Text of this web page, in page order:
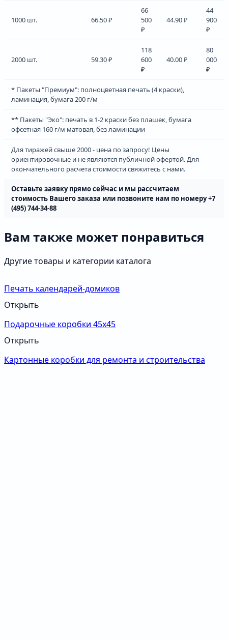
1000 шт. 66.50 ₽
66
500
₽
44.90 ₽
44
900
₽
2000 шт. 59.30 ₽
118
600
₽
40.00 ₽
80
000
₽
* Пакеты "Премиум": полноцветная печать (4 краски),
ламинация, бумага 200 г/м
** Пакеты "Эко": печать в 1-2 краски без плашек, бумага
офсетная 160 г/м матовая, без ламинации
Для тиражей свыше 2000 - цена по запросу! Цены
ориентировочные и не являются публичной офертой. Для
окончательного расчета стоимости свяжитесь с нами.
Оставьте заявку прямо сейчас и мы рассчитаем
cтоимость Вашего заказа или позвоните нам по номеру +7
(495) 744-34-88
Вам также может понравиться
Другие товары и категории каталога
Печать календарей-домиков
Открыть
Подарочные коробки 45х45
Открыть
Картонные коробки для ремонта и строительства